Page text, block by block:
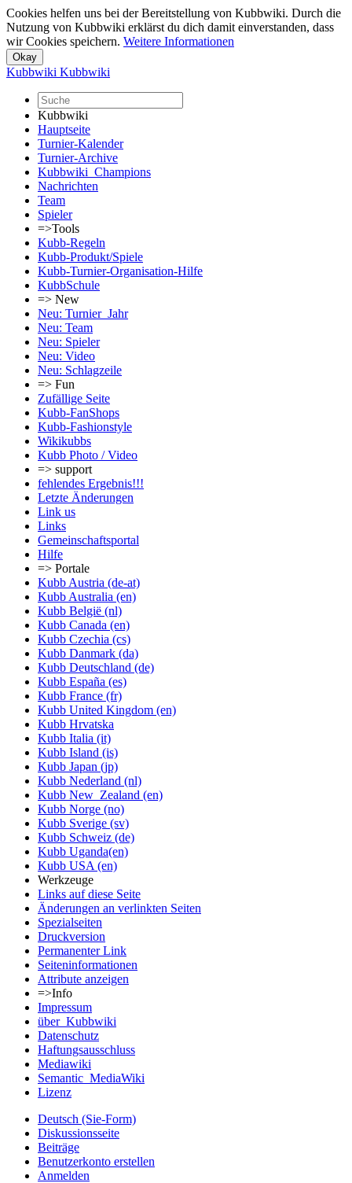
Cookies helfen uns bei der Bereitstellung von Kubbwiki. Durch die
Nutzung von Kubbwiki erklärst du dich damit einverstanden, dass
wir Cookies speichern. Weitere Informationen
Kubbwiki Kubbwiki
Kubbwiki
Hauptseite
Turnier-Kalender
Turnier-Archive
Kubbwiki_Champions
Nachrichten
Team
Spieler
=>Tools
Kubb-Regeln
Kubb-Produkt/Spiele
Kubb-Turnier-Organisation-Hilfe
KubbSchule
=> New
Neu: Turnier_Jahr
Neu: Team
Neu: Spieler
Neu: Video
Neu: Schlagzeile
=> Fun
Zufällige Seite
Kubb-FanShops
Kubb-Fashionstyle
Wikikubbs
Kubb Photo / Video
=> support
fehlendes Ergebnis!!!
Letzte Änderungen
Link us
Links
Gemeinschafts­portal
Hilfe
=> Portale
Kubb Austria (de-at)
Kubb Australia (en)
Kubb België (nl)
Kubb Canada (en)
Kubb Czechia (cs)
Kubb Danmark (da)
Kubb Deutschland (de)
Kubb España (es)
Kubb France (fr)
Kubb United Kingdom (en)
Kubb Hrvatska
Kubb Italia (it)
Kubb Island (is)
Kubb Japan (jp)
Kubb Nederland (nl)
Kubb New_Zealand (en)
Kubb Norge (no)
Kubb Sverige (sv)
Kubb Schweiz (de)
Kubb Uganda(en)
Kubb USA (en)
Werkzeuge
Links auf diese Seite
Änderungen an verlinkten Seiten
Spezialseiten
Druckversion
Permanenter Link
Seiten­informationen
Attribute anzeigen
=>Info
Impressum
über_Kubbwiki
Datenschutz
Haftungsausschluss
Mediawiki
Semantic_MediaWiki
Lizenz
Deutsch (Sie-Form)‎
Diskussionsseite
Beiträge
Benutzerkonto erstellen
Anmelden